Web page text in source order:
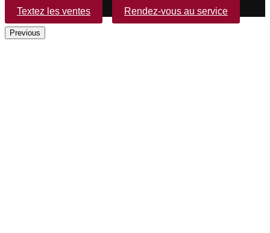
Textez les ventes Rendez-vous au service
Previous